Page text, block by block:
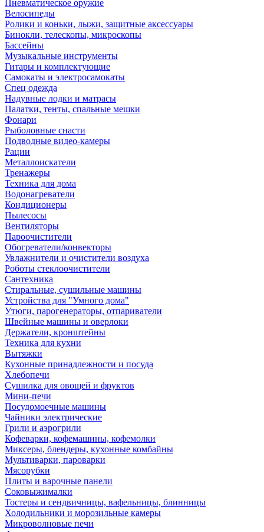
Пневматическое оружие
Велосипеды
Ролики и коньки, лыжи, защитные аксессуары
Бинокли, телескопы, микроскопы
Бассейны
Музыкальные инструменты
Гитары и комплектующие
Самокаты и электросамокаты
Спец одежда
Надувные лодки и матрасы
Палатки, тенты, спальные мешки
Фонари
Рыболовные снасти
Подводные видео-камеры
Рации
Металлоискатели
Тренажеры
Техника для дома
Водонагреватели
Кондиционеры
Пылесосы
Вентиляторы
Пароочистители
Обогреватели/конвекторы
Увлажнители и очистители воздуха
Роботы стеклоочистители
Сантехника
Стиральные, сушильные машины
Устройства для "Умного дома"
Утюги, парогенераторы, отпариватели
Швейные машины и оверлоки
Держатели, кронштейны
Техника для кухни
Вытяжки
Кухонные принадлежности и посуда
Хлебопечи
Сушилка для овощей и фруктов
Мини-печи
Посудомоечные машины
Чайники электрические
Грили и аэрогрили
Кофеварки, кофемашины, кофемолки
Миксеры, блендеры, кухонные комбайны
Мультиварки, пароварки
Мясорубки
Плиты и варочные панели
Соковыжималки
Тостеры и сендвичницы, вафельницы, блинницы
Холодильники и морозильные камеры
Микроволновые печи